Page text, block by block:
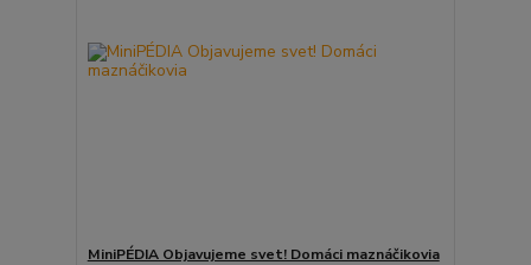
MiniPÉDIA Objavujeme svet! Domáci maznáčikovia